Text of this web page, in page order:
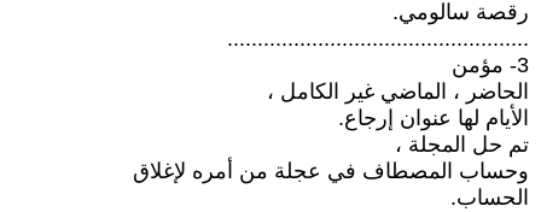
رقصة سالومي.
..................................................
3- مؤمن
الحاضر ، الماضي غير الكامل ،
الأيام لها عنوان إرجاع.
تم حل المجلة ،
وحساب المصطاف في عجلة من أمره لإغلاق
الحساب.